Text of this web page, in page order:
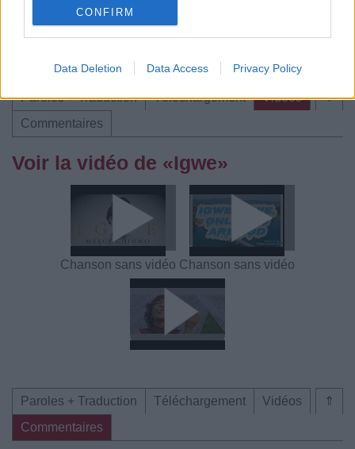
CONFIRM
Data Deletion Data Access Privacy Policy
Trouver des vinyles et des CD sur
Trouver un instrument de musique ou une partition au
⇑
Paroles + Traduction Téléchargement
Vidéos
Commentaires
Voir la vidéo de «Igwe»
Chanson sans vidéo Chanson sans vidéo
⇑
Paroles + Traduction Téléchargement
Vidéos
Commentaires